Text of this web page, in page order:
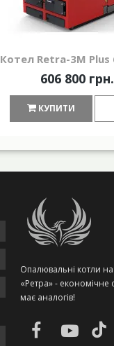
Котел Retra-3М Plus
606 800 грн.
КУПИТИ
Опалювальні котли
«Ретра» -
має аналогів!